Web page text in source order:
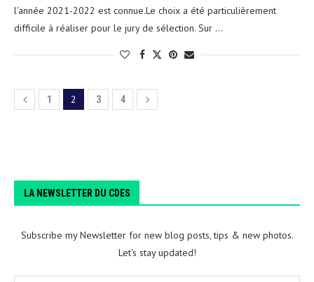
l’année 2021-2022 est connue.Le choix a été particulièrement
difficile à réaliser pour le jury de sélection. Sur …
1 2 3 4
LA NEWSLETTER DU CDES
Subscribe my Newsletter for new blog posts, tips & new photos.
Let's stay updated!